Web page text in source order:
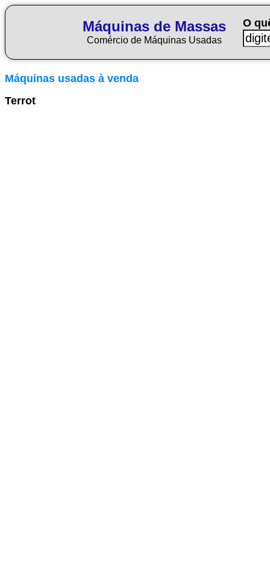
Máquinas de Massas
Comércio de Máquinas Usadas
O
Máquinas usadas à venda
Terrot